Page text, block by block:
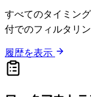
すべてのタイミン
付でのフィルタリ
履歴を表示